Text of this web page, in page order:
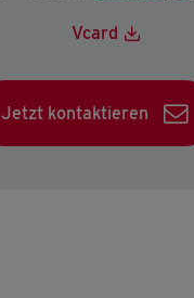
Vcard
Jetzt kontaktieren